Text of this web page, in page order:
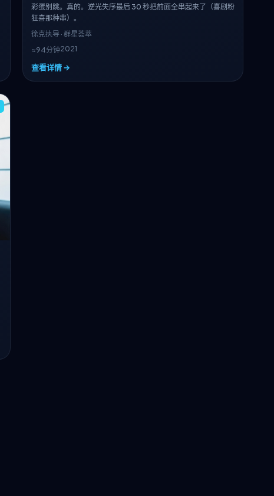
彩蛋别跳。真的。逆光失序最后 30 秒把前面全串起来了（喜剧粉
狂喜那种串）。
徐克执导 · 群星荟萃
≈94分钟2021
查看详情 →